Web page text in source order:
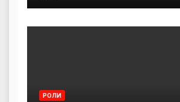
РОЛИ